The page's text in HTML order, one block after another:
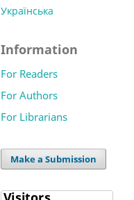
Українська
Information
For Readers
For Authors
For Librarians
Make a Submission